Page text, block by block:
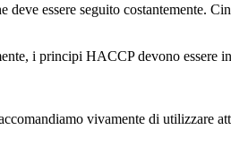
essere seguito costantemente.
i principi HACCP devono
vivamente di utilizzare